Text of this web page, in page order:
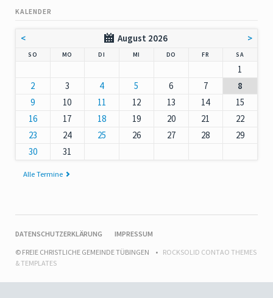
KALENDER
< August 2026 >
SO MO DI MI DO NNERSTAG
FR SAMSTAG
1
2
3 4 5 6 7
8
9
10 11 12 13 14
15
16
17 18 19 20 21
22
23
24 25 26 27 28
29
30
31
Alle Termine
NAVIGATION
DATENSCHUTZERKLÄRUNG
IMPRESSUM
© FREIE CHRISTLICHE GEMEINDE TÜBINGEN
ROCKSOLID CONTAO THEMES
& TEMPLATES